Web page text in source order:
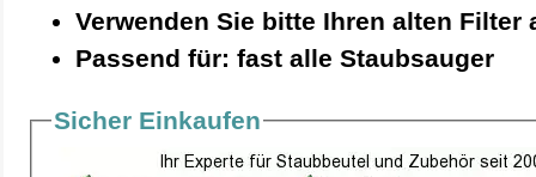
Verwenden Sie bitte Ihren alten Filter
Passend für: fast alle Staubsauger
Sicher Einkaufen